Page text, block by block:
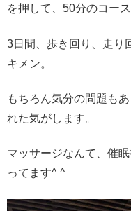
を押して、50分のコース
3日間、歩き回り、走り
キメン。
もちろん気分の問題も
れた気がします。
マッサージなんて、催
ってます^ ^